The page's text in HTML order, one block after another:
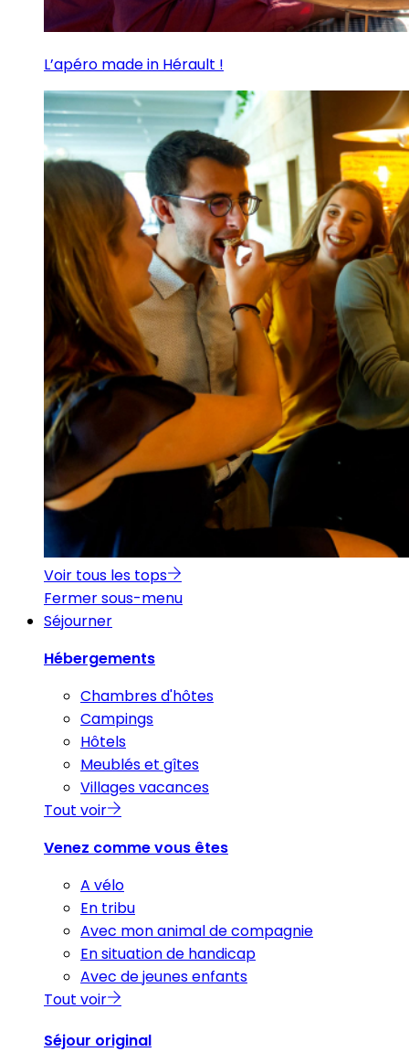
L’apéro made in Hérault !
Voir tous les tops
Fermer sous-menu
Séjourner
Hébergements
Chambres d'hôtes
Campings
Hôtels
Meublés et gîtes
Villages vacances
Tout voir
Venez comme vous êtes
A vélo
En tribu
Avec mon animal de compagnie
En situation de handicap
Avec de jeunes enfants
Tout voir
Séjour original